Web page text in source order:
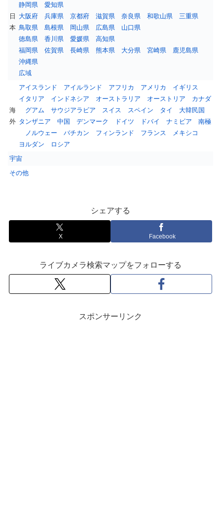
日
本
静岡県
愛知県
大阪府
兵庫県 京都府 滋賀県 奈良県 和歌山県
三重県
鳥取県
島根県 岡山県 広島県
山口県
徳島県
香川県 愛媛県
高知県
福岡県
佐賀県 長崎県 熊本県 大分県 宮崎県
鹿児島県
沖縄県
広域
海
外
アイスランド アイルランド アフリカ アメリカ
イギリス
イタリア
インドネシア オーストラリア オーストリア
カナダ
グアム
サウジアラビア スイス スペイン タイ
大韓民国
タンザニア
中国 デンマーク ドイツ ドバイ ナミビア
南極
ノルウェー
バチカン フィンランド フランス
メキシコ
ヨルダン
ロシア
宇宙
その他
シェアする
X Facebook
ライブカメラ検索マップをフォローする
スポンサーリンク